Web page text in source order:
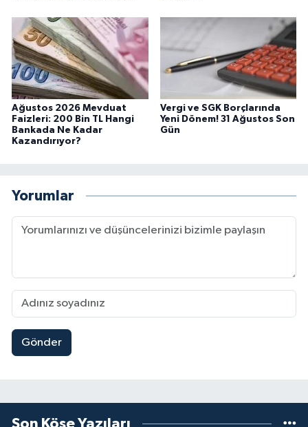
Ağustos 2026 Mevduat
Faizleri: 200 Bin TL Hangi
Bankada Ne Kadar
Kazandırıyor?
Vergi ve SGK Borçlarında
Yeni Dönem! 31 Ağustos Son
Gün
Yorumlar
Gönder
Son Köşe Yazıları